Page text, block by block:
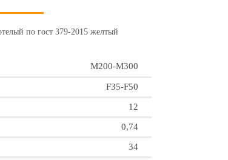
по гост 379-2015 желтый
M200-M300
F35-F50
12
0,74
34